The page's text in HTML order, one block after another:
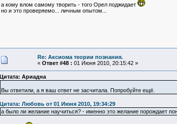
а кому влом самому творить - того Орел поджидает
но и это проверяемо... личным опытом...
Re: Аксиома теории познания.
« Ответ #48 : 01 Июня 2010, 20:15:42 »
Цитата: Ариадна
Вы ответили, а я ваш ответ не засчитала. Попробуйте ещё.
Цитата: Любовь от 01 Июня 2010, 19:34:29
а было ли желание научиться? - именно это желание порождает